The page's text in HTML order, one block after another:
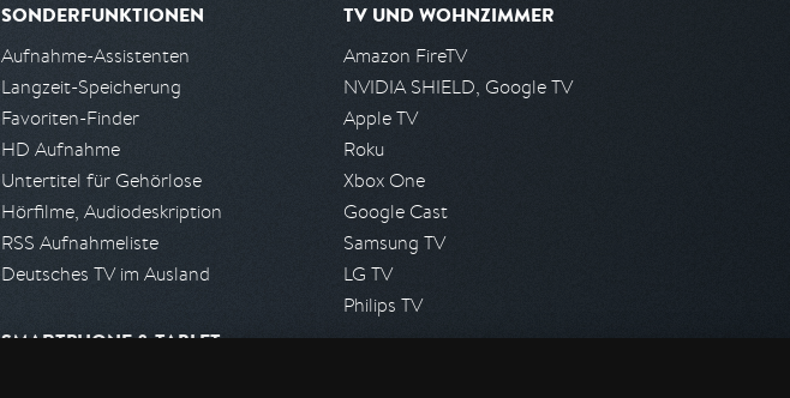
SONDERFUNKTIONEN
Aufnahme-Assistenten
Langzeit-Speicherung
Favoriten-Finder
HD Aufnahme
Untertitel für Gehörlose
Hörfilme, Audiodeskription
RSS Aufnahmeliste
Deutsches TV im Ausland
SMARTPHONE & TABLET
TV UND WOHNZIMMER
Amazon FireTV
NVIDIA SHIELD, Google TV
Apple TV
Roku
Xbox One
Google Cast
Samsung TV
LG TV
Philips TV